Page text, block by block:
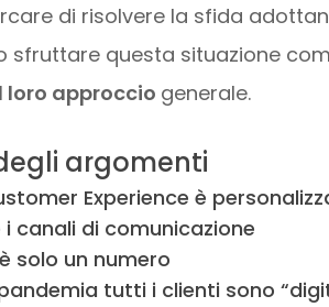
di risolvere la sfida
sfruttare questa situazione
loro approccio generale.
argomenti
Experience è
i canali di comunicazione
solo un numero
tutti i clienti sono